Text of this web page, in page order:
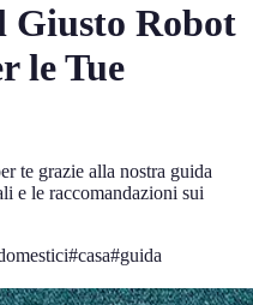
Giusto Robot
le Tue
te grazie alla nostra guida
e le raccomandazioni sui
#casa#guida